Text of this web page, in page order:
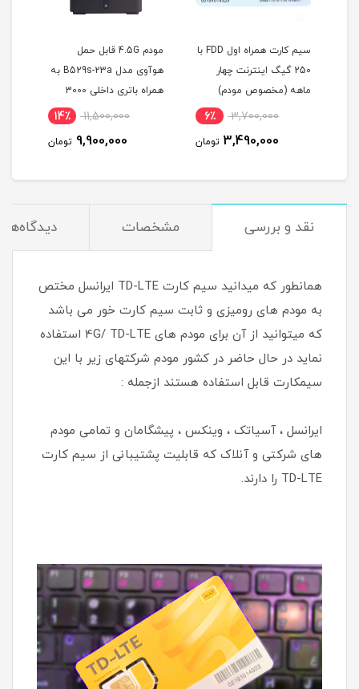
سیم کارت همراه اول FDD با
250 گیگ اینترنت چهار
ماهه (مخصوص مودم)
3,700,000 6٪
3,490,000 تومان
مودم 4.5G قابل حمل
هوآوی مدل B529s-23a به
همراه باتری داخلی 3000
میلی آمپر11,500,000 14٪
9,900,000 تومان
نقد و بررسی مشخصات دیدگاه‌ها
همانطور که میدانید سیم کارت TD-LTE ایرانسل مختص
به مودم های رومیزی و ثابت سیم کارت خور می باشد
که میتوانید از آن برای مودم های 4G/ TD-LTE استفاده
نماید در حال حاضر در کشور مودم شرکتهای زیر با این
سیمکارت قابل استفاده هستند ازجمله :
ایرانسل ، آسیاتک ، وینکس ، پیشگامان و تمامی مودم
های شرکتی و آنلاک که قابلیت پشتیبانی از سیم کارت
TD-LTE را دارند.